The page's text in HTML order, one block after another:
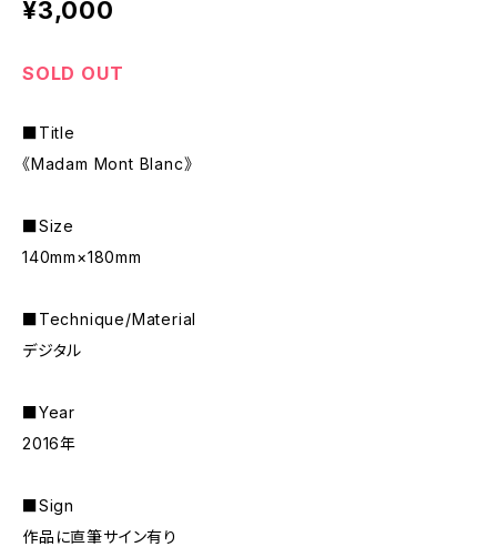
¥3,000
SOLD OUT
■Title
《Madam Mont Blanc》
■Size
140mm×180mm
■Technique/Material
デジタル
■Year
2016年
■Sign
作品に直筆サイン有り